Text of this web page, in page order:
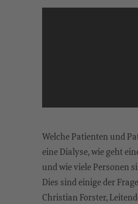
Welche Patienten und
eine Dialyse, wie geht
und wie viele Personen
Dies sind einige der
Christian Forster,